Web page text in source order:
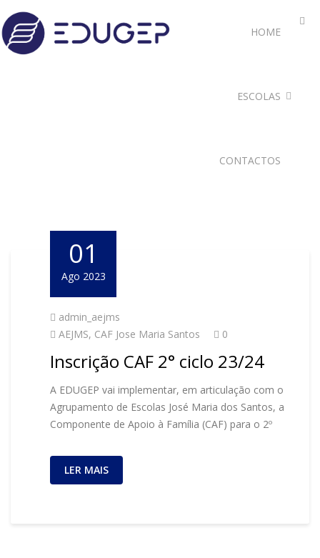
HOME
ESCOLAS
CONTACTOS
01
Ago 2023
admin_aejms
AEJMS, CAF Jose Maria Santos 0
Inscrição CAF 2° ciclo 23/24
A EDUGEP vai implementar, em articulação com o
Agrupamento de Escolas José Maria dos Santos, a
Componente de Apoio à Família (CAF) para o 2º
LER MAIS